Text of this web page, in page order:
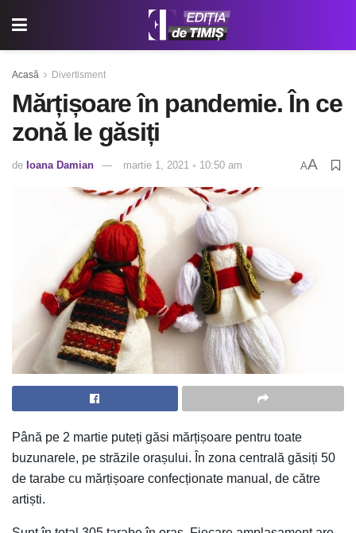
Acasă Divertisment
Mărțișoare în pandemie. În ce
zonă le găsiți
de Ioana Damian martie 1, 2021 ◦ 10:50 am AA
Până pe 2 martie puteți găsi mărțișoare pentru toate
buzunarele, pe străzile orașului. În zona centrală găsiți 50
de tarabe cu mărțișoare confecționate manual, de către
artiști.